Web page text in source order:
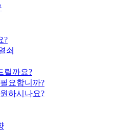
?
쇠
릴까요?
요합니까?
하시나요?